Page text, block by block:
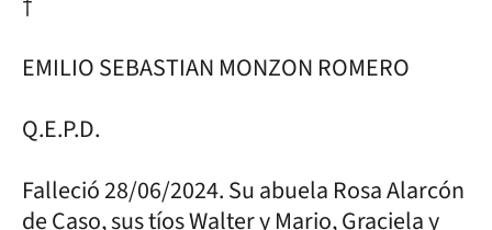
EMILIO SEBASTIAN MONZON ROMERO
Q.E.P.D.
Falleció 28/06/2024. Su abuela Rosa Alarcón
de Caso, sus tíos Walter y Mario, Graciela y